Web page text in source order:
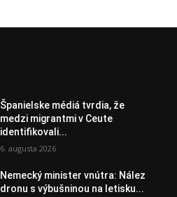
Španielske médiá tvrdia, že
medzi migrantmi v Ceute
identifikovali...
6. augusta 2026
Nemecký minister vnútra: Nález
dronu s výbušninou na letisku...